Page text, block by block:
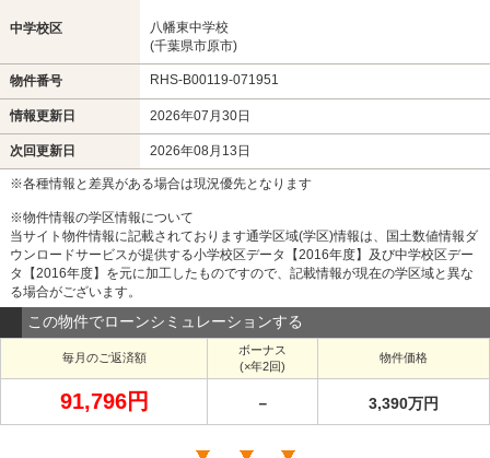
中学校区
八幡東中学校
(千葉県市原市)
物件番号 RHS-B00119-071951
情報更新日 2026年07月30日
次回更新日 2026年08月13日
※各種情報と差異がある場合は現況優先となります
※物件情報の学区情報について
当サイト物件情報に記載されております通学区域(学区)情報は、国土数値情報ダ
ウンロードサービスが提供する小学校区データ【2016年度】及び中学校区デー
タ【2016年度】を元に加工したものですので、記載情報が現在の学区域と異な
る場合がございます。
この物件でローンシミュレーションする
毎月のご返済額
ボーナス
(×年2回)
物件価格
91,796円 － 3,390万円